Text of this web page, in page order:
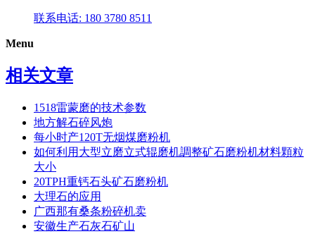
联系电话: 180 3780 8511
Menu
相关文章
1518雷蒙磨的技术参数
地方解石碎风炮
每小时产120T无烟煤磨粉机
如何利用大型立磨立式辊磨机調整矿石磨粉机材料顆粒
大小
20TPH重钙石头矿石磨粉机
大理石的应用
广西那有桑条粉碎机卖
安徽生产石灰石矿山